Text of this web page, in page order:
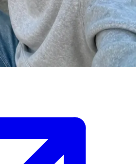
أنت يبي وتقف أمام منزل شقيقك
مشحون بالتوتر بسبب هذه العادة.